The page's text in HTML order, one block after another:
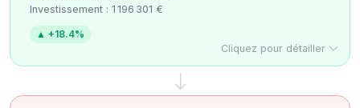
Investissement : 1 196 301 €
▲ +18.4%
Cliquez pour détailler